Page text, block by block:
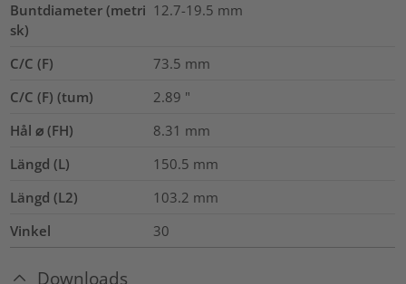
Buntdiameter (metri
sk)
12.7-19.5 mm
C/C (F) 73.5 mm
C/C (F) (tum)
2.89 "
Hål ⌀ (FH)
8.31 mm
Längd (L)
150.5 mm
Längd (L2)
103.2 mm
Vinkel
30
Downloads